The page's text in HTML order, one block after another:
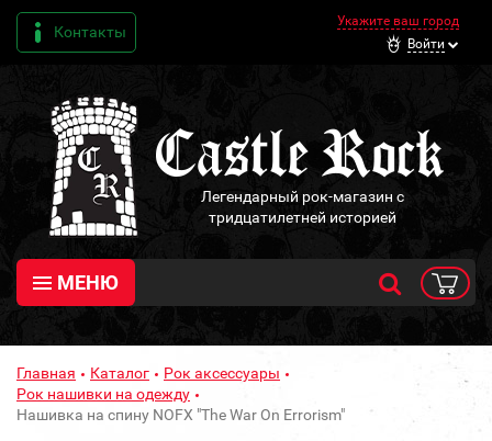
Контакты
Укажите ваш город
Войти
Легендарный рок-магазин с
тридцатилетней историей
МЕНЮ
Главная Каталог
Рок аксессуары
Рок нашивки на одежду
Нашивка на спину NOFX "The War On Errorism"